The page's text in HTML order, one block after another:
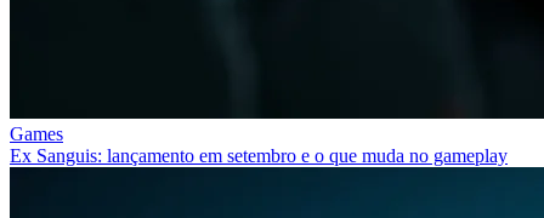
Games
Ex Sanguis: lançamento em setembro e o que muda no gameplay